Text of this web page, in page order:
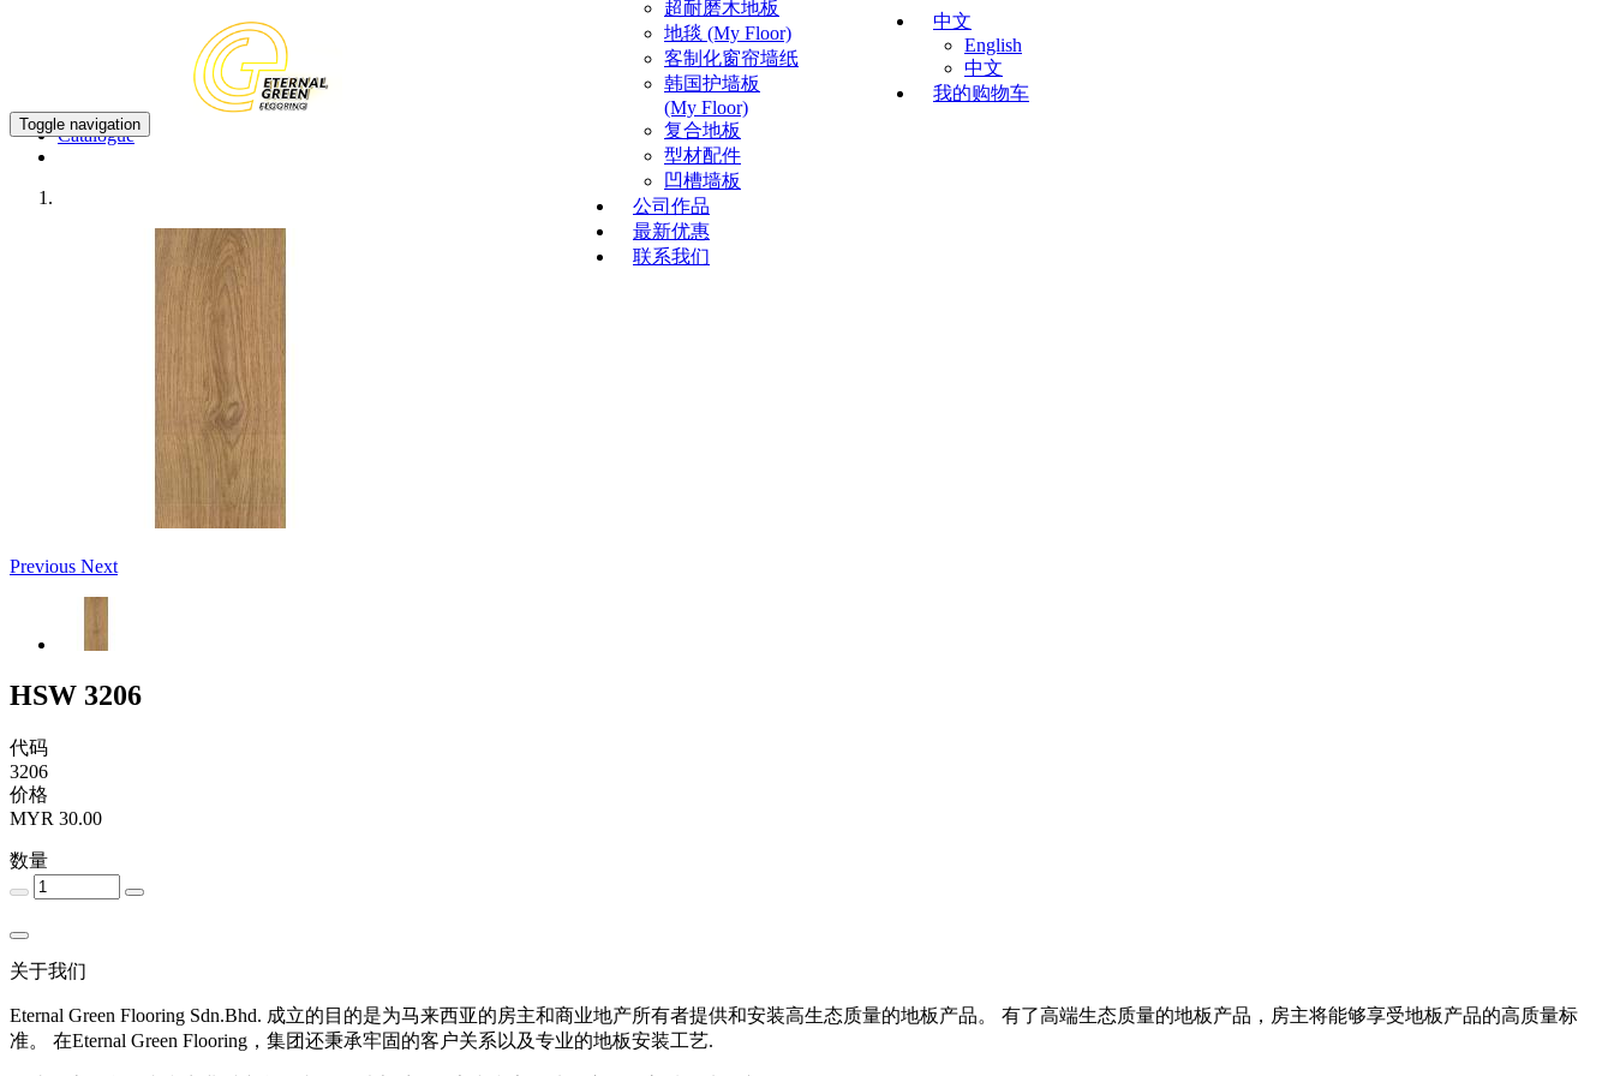
Toggle navigation
超耐磨木地板
地毯 (My Floor)
客制化窗帘墙纸
韩国护墙板
(My Floor)
复合地板
型材配件
凹槽墙板
公司作品
最新优惠
联系我们
中文
English
中文
我的购物车
Catalogue
Previous Next
HSW 3206
代码
3206
价格
MYR 30.00
数量
关于我们
Eternal Green Flooring Sdn.Bhd. 成立的目的是为马来西亚的房主和商业地产所有者提供和安装高生态质量的地板产品。 有了高端生态质量的地板产品，房主将能够享受地板产品的高质量标
准。 在Eternal Green Flooring，集团还秉承牢固的客户关系以及专业的地板安装工艺.